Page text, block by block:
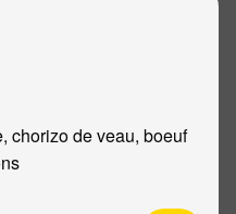
chorizo de veau, boeuf